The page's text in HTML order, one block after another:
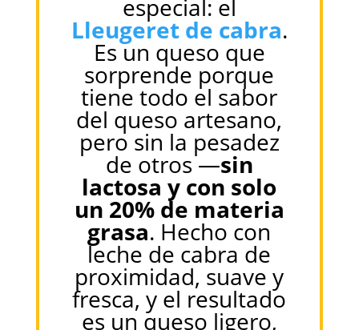
especial: el
Lleugeret de cabra.
Es un queso que
sorprende porque
tiene todo el sabor
del queso artesano,
pero sin la pesadez
de otros —sin
lactosa y con solo
un 20% de materia
grasa. Hecho con
leche de cabra de
proximidad, suave y
fresca, y el resultado
es un queso ligero,